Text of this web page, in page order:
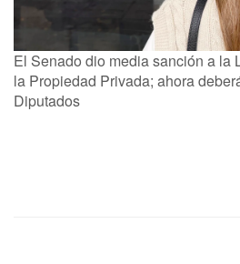
El Senado dio media sanción a la
la Propiedad Privada; ahora
Diputados